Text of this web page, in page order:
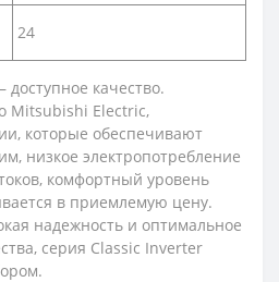
24
качество.
Mitsubishi Electric,
которые обеспечивают
низкое электропотребление
комфортный уровень
в приемлемую цену.
надежность и оптимальное
серия Classic Inverter